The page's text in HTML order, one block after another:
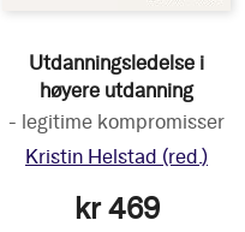
Utdanningsledelse i
høyere utdanning
- legitime kompromisser
Kristin Helstad (red.)
kr 469